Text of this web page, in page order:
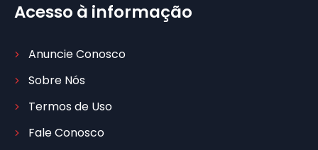
Acesso à informação
Anuncie Conosco
Sobre Nós
Termos de Uso
Fale Conosco